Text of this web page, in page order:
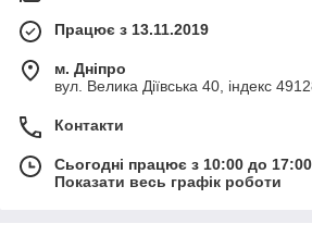
Працює з 13.11.2019
м. Дніпро
вул. Велика Діївська 40, індекс
Контакти
Сьогодні працює з 10:00 до 17:00
Показати весь графік роботи